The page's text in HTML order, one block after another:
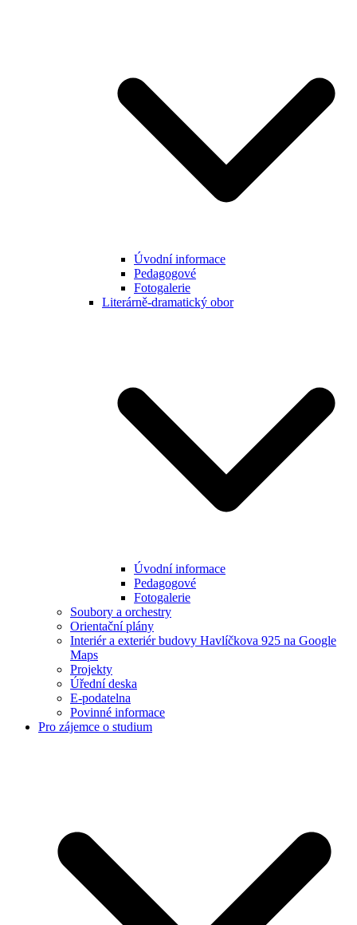
Úvodní informace
Pedagogové
Fotogalerie
Literárně-dramatický obor
Úvodní informace
Pedagogové
Fotogalerie
Soubory a orchestry
Orientační plány
Interiér a exteriér budovy Havlíčkova 925 na Google
Maps
Projekty
Úřední deska
E-podatelna
Povinné informace
Pro zájemce o studium